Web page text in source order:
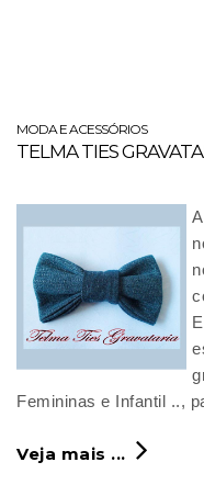
MODA E ACESSÓRIOS
TELMA TIES
Femininas e Infantil ..,
Veja mais ...